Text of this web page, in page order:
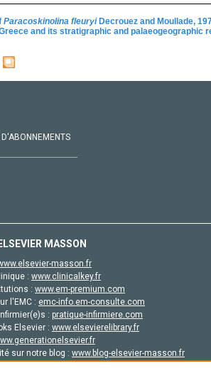
Paracoskinolina fleuryiDecrouez and Moullade,
and its stratigraphic and palaeogeographic
MASSON
masson.fr
: www.clinicalkey.fr
: www.em-premium.com
l'EMC : emc-info.em-consulte.com
: pratique-infirmiere.com
Elsevier : www.elsevierelibrary.fr
sur notre blog : www.blog-elsevier-masson.fr